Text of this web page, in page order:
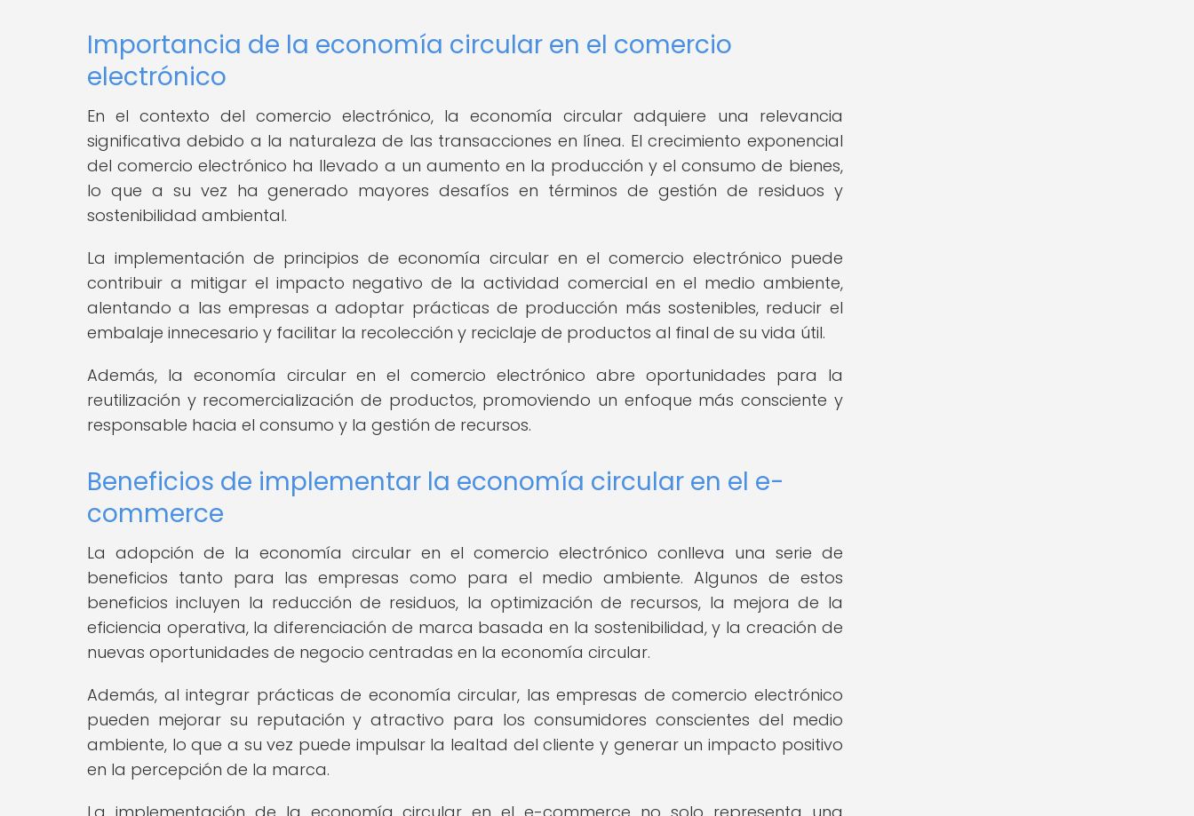
Importancia de la economía circular en el comercio
electrónico
En el contexto del comercio electrónico, la economía circular adquiere una relevancia
significativa debido a la naturaleza de las transacciones en línea. El crecimiento exponencial
del comercio electrónico ha llevado a un aumento en la producción y el consumo de bienes,
lo que a su vez ha generado mayores desafíos en términos de gestión de residuos y
sostenibilidad ambiental.
La implementación de principios de economía circular en el comercio electrónico puede
contribuir a mitigar el impacto negativo de la actividad comercial en el medio ambiente,
alentando a las empresas a adoptar prácticas de producción más sostenibles, reducir el
embalaje innecesario y facilitar la recolección y reciclaje de productos al final de su vida útil.
Además, la economía circular en el comercio electrónico abre oportunidades para la
reutilización y recomercialización de productos, promoviendo un enfoque más consciente y
responsable hacia el consumo y la gestión de recursos.
Beneficios de implementar la economía circular en el e-
commerce
La adopción de la economía circular en el comercio electrónico conlleva una serie de
beneficios tanto para las empresas como para el medio ambiente. Algunos de estos
beneficios incluyen la reducción de residuos, la optimización de recursos, la mejora de la
eficiencia operativa, la diferenciación de marca basada en la sostenibilidad, y la creación de
nuevas oportunidades de negocio centradas en la economía circular.
Además, al integrar prácticas de economía circular, las empresas de comercio electrónico
pueden mejorar su reputación y atractivo para los consumidores conscientes del medio
ambiente, lo que a su vez puede impulsar la lealtad del cliente y generar un impacto positivo
en la percepción de la marca.